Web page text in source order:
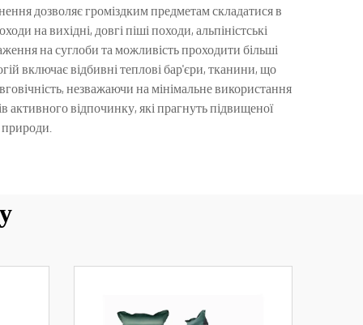
дозволяє громіздким предметам складатися в
на вихідні, довгі піші походи, альпіністські
на суглоби та можливість проходити більші
включає відбивні теплові бар'єри, тканини, що
незважаючи на мінімальне використання
відпочинку, які прагнуть підвищеної